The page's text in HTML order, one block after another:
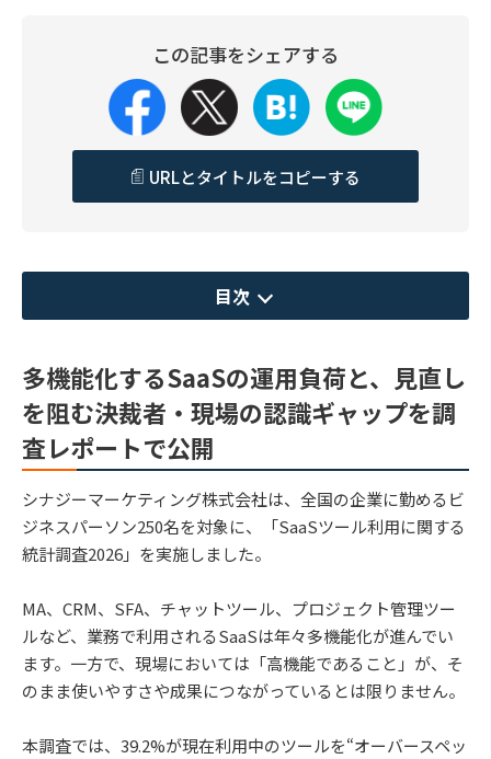
この記事をシェアする
URLとタイトルをコピーする
目次
多機能化するSaaSの運用負荷と、見直し
を阻む決裁者・現場の認識ギャップを調
査レポートで公開
シナジーマーケティング株式会社は、全国の企業に勤めるビ
ジネスパーソン250名を対象に、「SaaSツール利用に関する
統計調査2026」を実施しました。
MA、CRM、SFA、チャットツール、プロジェクト管理ツー
ルなど、業務で利用されるSaaSは年々多機能化が進んでい
ます。一方で、現場においては「高機能であること」が、そ
のまま使いやすさや成果につながっているとは限りません。
本調査では、39.2%が現在利用中のツールを“オーバースペッ